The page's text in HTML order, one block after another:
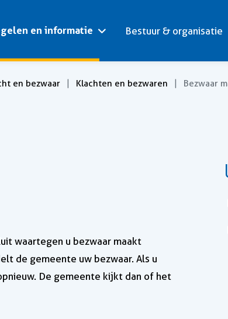
en informatie Bestuur & organisatie
en bezwaar Klachten en bezwaren Bezwaar
waartegen u bezwaar maakt
de gemeente uw bezwaar. Als u
De gemeente kijkt dan of het